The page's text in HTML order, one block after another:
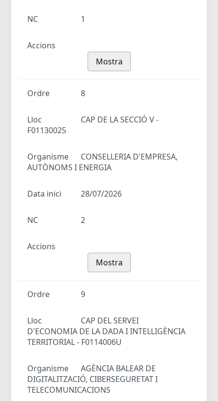
NC 1
Accions
Mostra
Ordre 8
Lloc
CAP DE LA SECCIÓ V -
F01130025
Organisme
CONSELLERIA D'EMPRESA,
AUTÒNOMS I ENERGIA
Data inici 28/07/2026
NC 2
Accions
Mostra
Ordre 9
Lloc
CAP DEL SERVEI
D'ECONOMIA DE LA DADA I INTEL·LIGÈNCIA
TERRITORIAL - F0114006U
Organisme
AGÈNCIA BALEAR DE
DIGITALITZACIÓ, CIBERSEGURETAT I
TELECOMUNICACIONS